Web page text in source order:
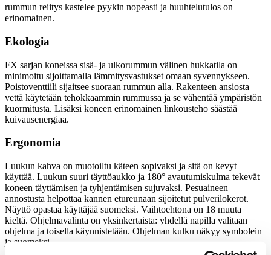
rummun reiitys kastelee pyykin nopeasti ja huuhtelutulos on
erinomainen.
Ekologia
FX sarjan koneissa sisä- ja ulkorummun välinen hukkatila on
minimoitu sijoittamalla lämmitysvastukset omaan syvennykseen.
Poistoventtiili sijaitsee suoraan rummun alla. Rakenteen ansiosta
vettä käytetään tehokkaammin rummussa ja se vähentää ympäristön
kuormitusta. Lisäksi koneen erinomainen linkousteho säästää
kuivausenergiaa.
Ergonomia
Luukun kahva on muotoiltu käteen sopivaksi ja sitä on kevyt
käyttää. Luukun suuri täyttöaukko ja 180° avautumiskulma tekevät
koneen täyttämisen ja tyhjentämisen sujuvaksi. Pesuaineen
annostusta helpottaa kannen etureunaan sijoitetut pulverilokerot.
Näyttö opastaa käyttäjää suomeksi. Vaihtoehtona on 18 muuta
kieltä. Ohjelmavalinta on yksinkertaista: yhdellä napilla valitaan
ohjelma ja toisella käynnistetään. Ohjelman kulku näkyy symbolein
ja suomeksi.